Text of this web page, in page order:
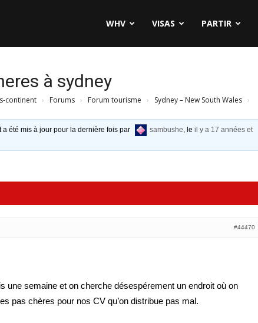
WHV VISAS PARTIR
à sydney
continent › Forums › Forum tourisme › Sydney – New South Wales ›
été mis à jour pour la dernière fois par sambushe, leil y a 17 années et
#44470
une semaine et on cherche désespérement un endroit où on
pas chères pour nos CV qu’on distribue pas mal.